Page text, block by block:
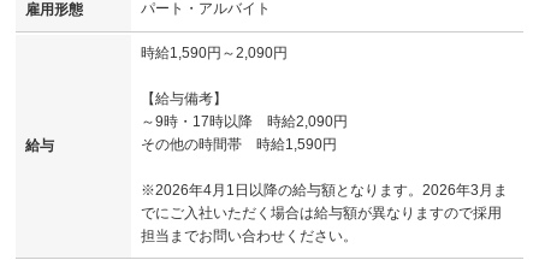
雇用形態 パート・アルバイト
給与
時給1,590円～2,090円
【給与備考】
～9時・17時以降 時給2,090円
その他の時間帯 時給1,590円
※2026年4月1日以降の給与額となります。2026年3月ま
でにご入社いただく場合は給与額が異なりますので採用
担当までお問い合わせください。